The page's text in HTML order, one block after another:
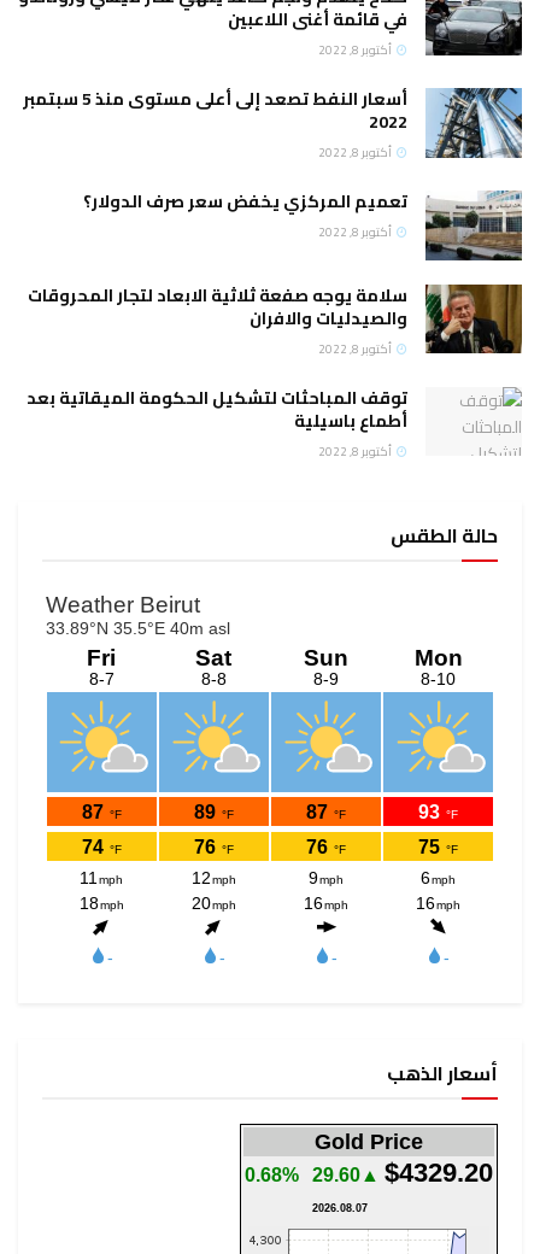
في قائمة أغنى اللاعبين
أكتوبر 8, 2022
أسعار النفط تصعد إلى أعلى مستوى منذ 5 سبتمبر
2022
أكتوبر 8, 2022
تعميم المركزي يخفض سعر صرف الدولار؟
أكتوبر 8, 2022
سلامة يوجه صفعة ثلاثية الابعاد لتجار المحروقات
والصيدليات والافران
أكتوبر 8, 2022
توقف المباحثات لتشكيل الحكومة الميقاتية بعد
أطماع باسيلية
أكتوبر 8, 2022
حالة الطقس
أسعار الذهب
Gold Price
$4329.20
▲29.60
0.68%
2026.08.07